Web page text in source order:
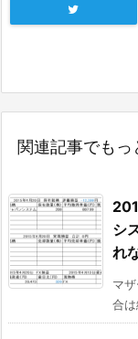
関連記事でもっ
シ
れ
マ
合